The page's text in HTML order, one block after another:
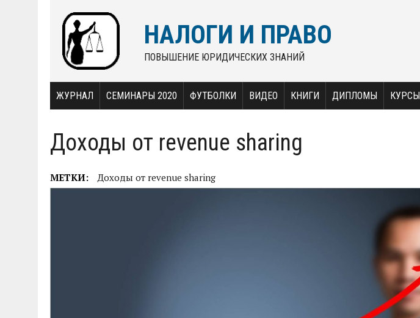
НАЛОГИ И ПРАВО
ПОВЫШЕНИЕ ЮРИДИЧЕСКИХ ЗНАНИЙ
ЖУРНАЛ СЕМИНАРЫ 2020 ФУТБОЛКИ ВИДЕО КНИГИ ДИПЛОМЫ КУРСЫ
Доходы от revenue sharing
МЕТКИ: Доходы от revenue sharing